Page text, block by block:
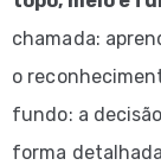
chamada:
o
fundo: a
forma